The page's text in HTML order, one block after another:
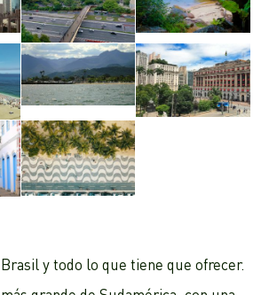
y todo lo que tiene que ofrecer.